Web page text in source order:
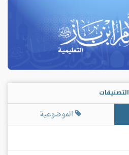
التصنيفات
الموضوعية